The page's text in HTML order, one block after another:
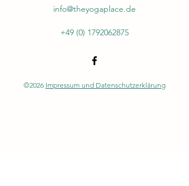
info@theyogaplace.de
+49 (0) 1792062875
©2026 Impressum und Datenschutzerklärung